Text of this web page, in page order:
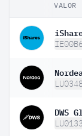
VALOR
DWS